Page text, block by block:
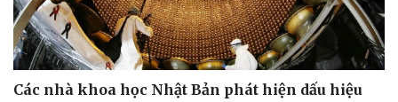
Các nhà khoa học Nhật Bản phát hiện dấu hiệu